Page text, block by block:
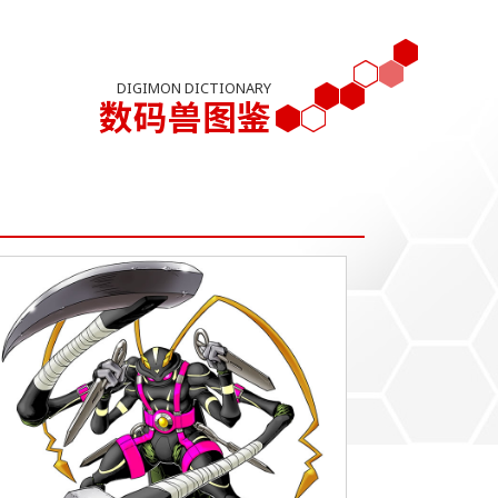
DIGIMON DICTIONARY
数码兽图鉴